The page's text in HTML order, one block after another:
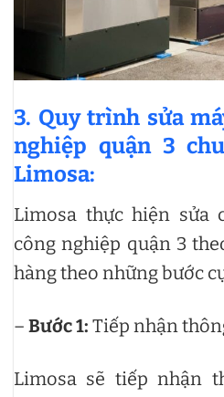
3. Quy trình sửa
nghiệp quận 3
Limosa:
Limosa thực hiện sửa
công nghiệp quận 3
hàng theo những bước
– Bước 1: Tiếp nhận
Limosa sẽ tiếp nhận